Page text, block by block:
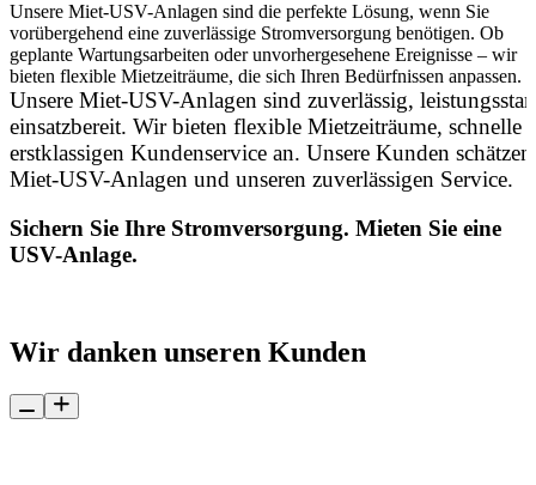
Unsere Miet-USV-Anlagen sind die perfekte Lösung, wenn Sie
vorübergehend eine zuverlässige Stromversorgung benötigen. Ob
geplante Wartungsarbeiten oder unvorhergesehene Ereignisse – wir
bieten flexible Mietzeiträume, die sich Ihren Bedürfnissen anpassen.
Unsere Miet-USV-Anlagen sind zuverlässig,
einsatzbereit. Wir bieten flexible Mietzeiträume, schnelle
erstklassigen Kundenservice an. Unsere Kunden
Miet-USV-Anlagen und unseren zuverlässigen Service.
Sichern Sie Ihre Stromversorgung. Mieten Sie eine
USV-Anlage.
Wir danken unseren Kunden